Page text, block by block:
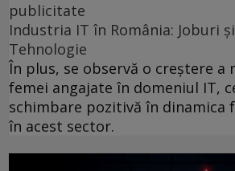
publicitate
Industria IT în România: Joburi
Tehnologie
În plus, se observă o creștere a
femei angajate în domeniul IT,
schimbare pozitivă în dinamica
în acest sector.